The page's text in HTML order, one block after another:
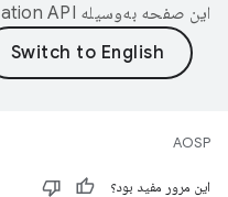
این صفحه به‌وسیله
AOSP
این مرور مفید بود؟